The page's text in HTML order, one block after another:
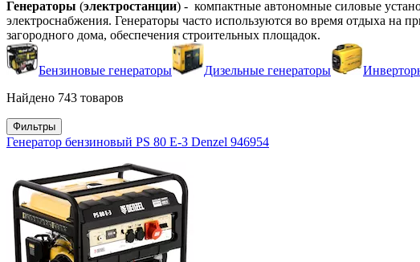
Генераторы (электростанции) - компактные автономные силовые
электроснабжения. Генераторы часто используются во время отдыха на
загородного дома, обеспечения строительных площадок.
Бензиновые генераторы Дизельные генераторы
Найдено 743 товаров
Фильтры
Генератор бензиновый PS 80 E-3 Denzel 946954